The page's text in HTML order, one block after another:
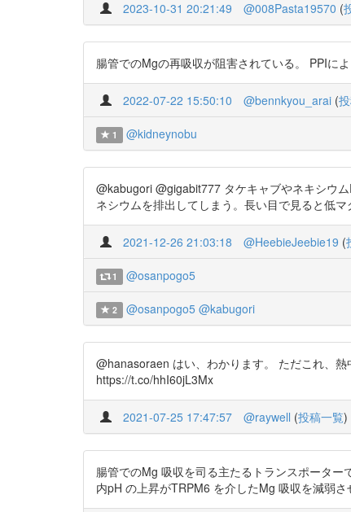
2023-10-31 20:21:49 @008Pasta19570 (
腸管でのMgの再吸収が阻害されている。 PPIに
2022-07-22 15:50:10 @bennkyou_arai (
1 @kidneynobu
@kabugori @gigabit777 タケキャブやネキシウ
ネシウムを排出してしまう。長い目で見ると低
2021-12-26 21:03:18 @HeebieJeebie19 (
1 @osanpogo5
2 @osanpogo5 @kabugori
@hanasoraen はい、わかります。 ただこれ、
https://t.co/hhI60jL3Mx
2021-07-25 17:47:57 @raywell (投稿一覧)
腸管でのMg 吸収を司る主たるトランスポータ
内pH の上昇がTRPM6 を介したMg 吸収を減弱